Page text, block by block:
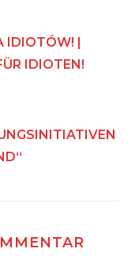
IDIOTÓW! |
IDIOTEN!